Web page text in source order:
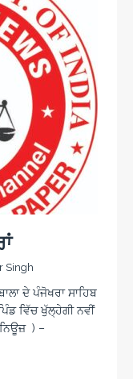
Singh
ਦੇ ਪੰਜੋਖਰਾ ਸਾਹਿਬ
ਵਿੱਚ ਖੁੱਲ੍ਹੇਗੀ ਨਵੀਂ
) –